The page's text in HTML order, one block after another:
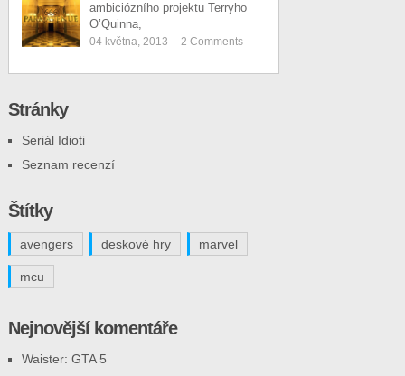
ambiciózního projektu Terryho
O’Quinna,
04 května, 2013 - 2 Comments
Stránky
Seriál Idioti
Seznam recenzí
Štítky
avengers deskové hry marvel
mcu
Nejnovější komentáře
Waister: GTA 5